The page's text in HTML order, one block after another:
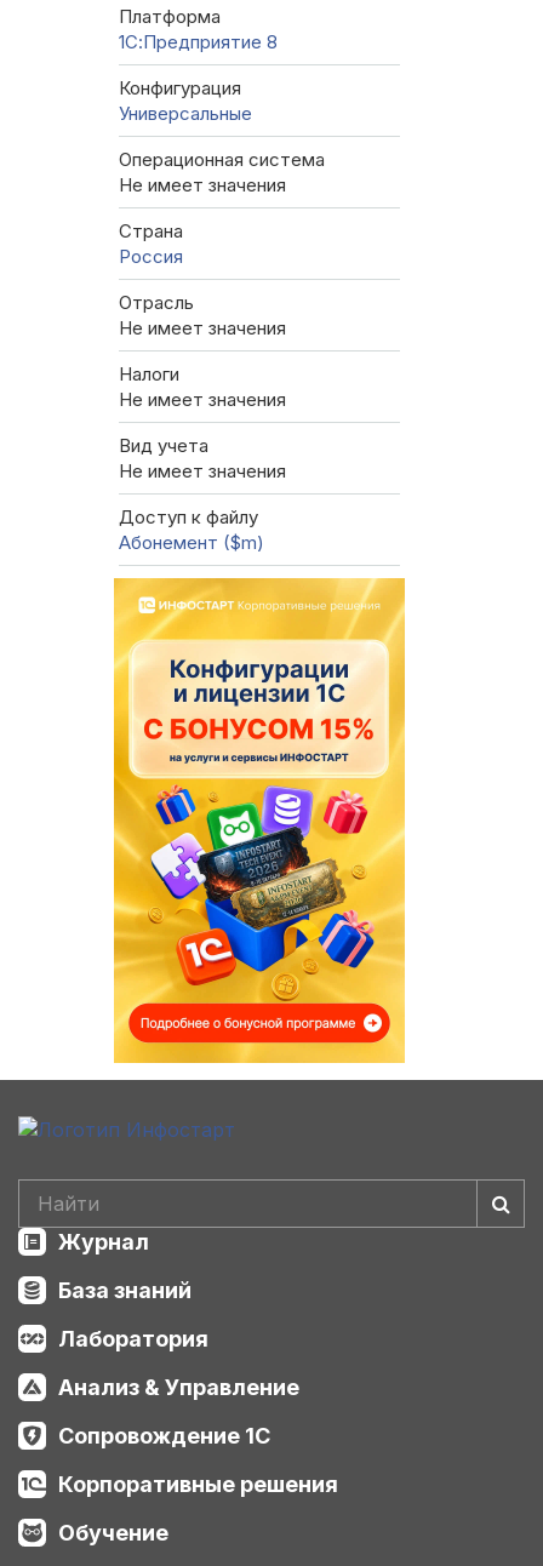
Платформа
1С:Предприятие 8
Конфигурация
Универсальные
Операционная система
Не имеет значения
Страна
Россия
Отрасль
Не имеет значения
Налоги
Не имеет значения
Вид учета
Не имеет значения
Доступ к файлу
Абонемент ($m)
Журнал
База знаний
Лаборатория
Анализ & Управление
Сопровождение 1С
Корпоративные решения
Обучение